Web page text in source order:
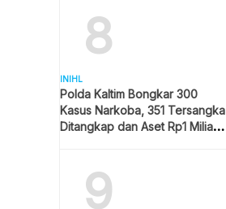
8
INIHL
Polda Kaltim Bongkar 300
Kasus Narkoba, 351 Tersangka
Ditangkap dan Aset Rp1 Miliar
9